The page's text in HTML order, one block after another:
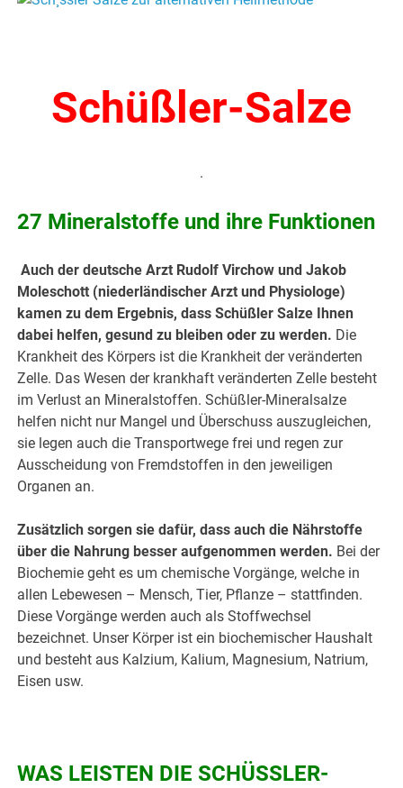
Schüßler-Salze
.
27 Mineralstoffe und ihre Funktionen
.Auch der deutsche Arzt Rudolf Virchow und Jakob
Moleschott (niederländischer Arzt und Physiologe)
kamen zu dem Ergebnis, dass Schüßler Salze Ihnen
dabei helfen, gesund zu bleiben oder zu werden. Die
Krankheit des Körpers ist die Krankheit der veränderten
Zelle. Das Wesen der krankhaft veränderten Zelle besteht
im Verlust an Mineralstoffen. Schüßler-Mineralsalze
helfen nicht nur Mangel und Überschuss auszugleichen,
sie legen auch die Transportwege frei und regen zur
Ausscheidung von Fremdstoffen in den jeweiligen
Organen an.
Zusätzlich sorgen sie dafür, dass auch die Nährstoffe
über die Nahrung besser aufgenommen werden. Bei der
Biochemie geht es um chemische Vorgänge, welche in
allen Lebewesen – Mensch, Tier, Pflanze – stattfinden.
Diese Vorgänge werden auch als Stoffwechsel
bezeichnet. Unser Körper ist ein biochemischer Haushalt
und besteht aus Kalzium, Kalium, Magnesium, Natrium,
Eisen usw.
WAS LEISTEN DIE SCHÜSSLER-